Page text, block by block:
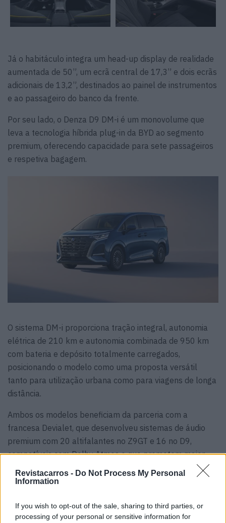
Revistacarros - Do Not Process My Personal
Information
If you wish to opt-out of the sale, sharing to third parties, or
processing of your personal or sensitive information for
Já o habitáculo integra um head-up display de realidade
aumentada de 50”, um ecrã central de 17,3” e dois ecrãs
adicionais de 13,2”, destinados ao painel de instrumentos
e ao passageiro do banco da frente.
Por seu lado, o Denza D9 DM-i é um monovolume que
leva a tecnologia híbrida plug-in da BYD ao segmento
premium, oferecendo capacidade para sete passageiros
e respetiva bagagem.
O sistema DM-i proporciona tração integral, autonomia
elétrica de 210 km e autonomia combinada de 950 km
com bateria e depósito totalmente carregados,
posicionando o modelo como uma proposta versátil
tanto para utilização urbana como para viagens de longa
distância.
Ambos os modelos beneficiam da parceria com a
francesa Devialet, que desenvolveu sistemas de áudio
premium com 20 altifalantes no Z9GT e 16 no D9,
compatíveis com Dolby Atmos e que prometem maior
precisão, clareza e imersão sonora.